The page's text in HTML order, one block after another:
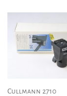
Cullmann 2710